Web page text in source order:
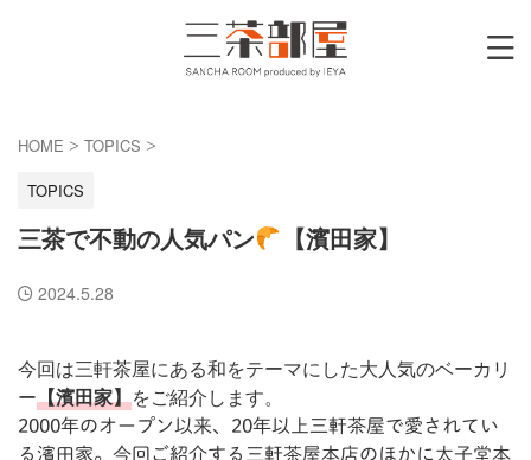
HOME > TOPICS >
TOPICS
三茶で不動の人気パン 【濱田家】
2024.5.28
今回は三軒茶屋にある和をテーマにした大人気のベーカリ
ー【濱田家】をご紹介します。
2000年のオープン以来、20年以上三軒茶屋で愛されてい
る濱田家。今回ご紹介する三軒茶屋本店のほかに太子堂本